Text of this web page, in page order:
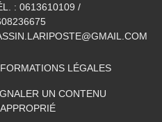
: 0613610109 /
LÉGALES
UN CONTENU